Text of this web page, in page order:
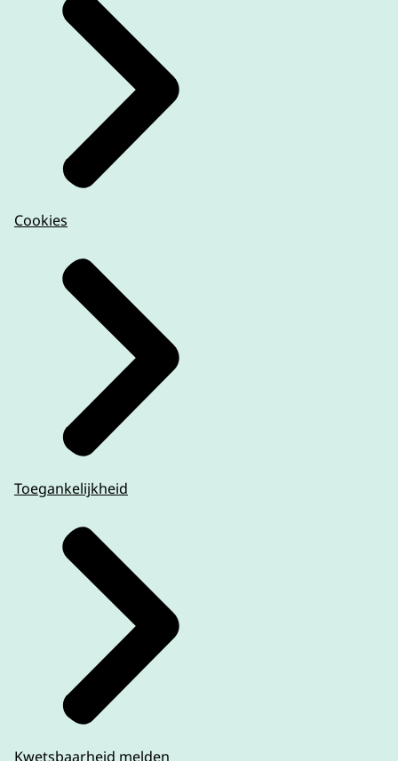
Cookies
Toegankelijkheid
Kwetsbaarheid melden